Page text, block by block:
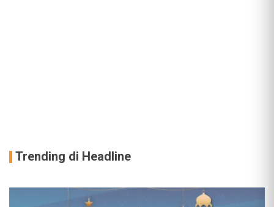
Trending di Headline